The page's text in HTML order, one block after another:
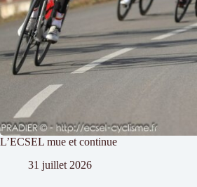
L’ECSEL mue et continue
31 juillet 2026